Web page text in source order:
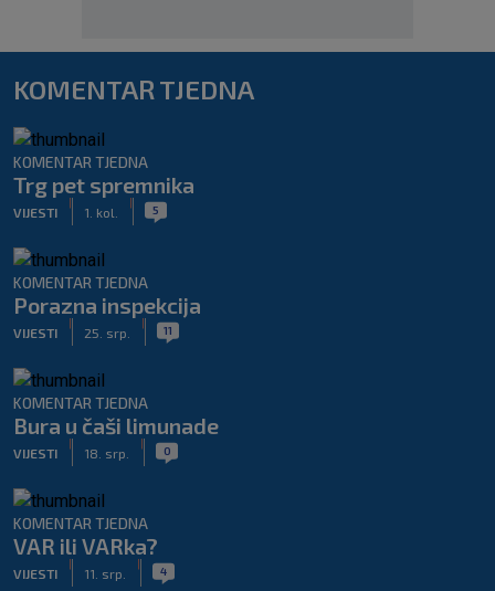
KOMENTAR TJEDNA
KOMENTAR TJEDNA
Trg pet spremnika
VIJESTI 1. kol. 5
KOMENTAR TJEDNA
Porazna inspekcija
VIJESTI 25. srp. 11
KOMENTAR TJEDNA
Bura u čaši limunade
VIJESTI 18. srp. 0
KOMENTAR TJEDNA
VAR ili VARka?
VIJESTI 11. srp. 4